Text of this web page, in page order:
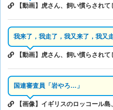
【動画】虎さん、飼い慣らされて
我来了，我走了，我又来了，我又
【動画】虎さん、飼い慣らされて
国連審査員「岩やろ…」
【画像】イギリスのロッコール